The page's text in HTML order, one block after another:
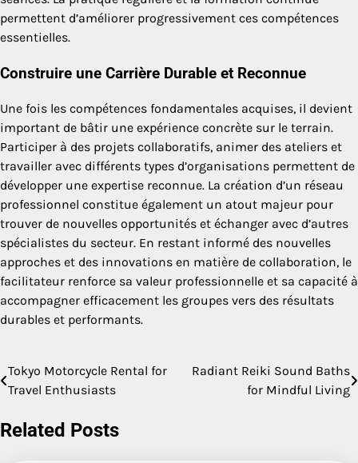
permettent d’améliorer progressivement ces compétences
essentielles.
Construire une Carrière Durable et Reconnue
Une fois les compétences fondamentales acquises, il devient
important de bâtir une expérience concrète sur le terrain.
Participer à des projets collaboratifs, animer des ateliers et
travailler avec différents types d’organisations permettent de
développer une expertise reconnue. La création d’un réseau
professionnel constitue également un atout majeur pour
trouver de nouvelles opportunités et échanger avec d’autres
spécialistes du secteur. En restant informé des nouvelles
approches et des innovations en matière de collaboration, le
facilitateur renforce sa valeur professionnelle et sa capacité à
accompagner efficacement les groupes vers des résultats
durables et performants.
Post
Tokyo Motorcycle Rental for
Travel Enthusiasts
Radiant Reiki Sound Baths
for Mindful Living
Related Posts